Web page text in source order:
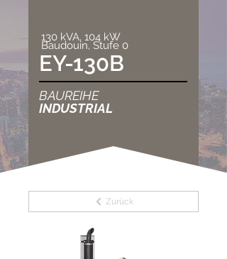
130 kVA, 104 kW
Baudouin, Stufe 0
EY-130B
BAUREIHE
INDUSTRIAL
Zurück